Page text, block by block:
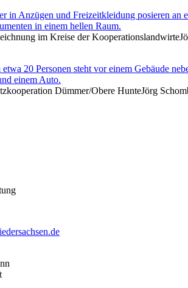
im Kreise der Kooperationslandwirte
Dümmer/Obere HunteJörg